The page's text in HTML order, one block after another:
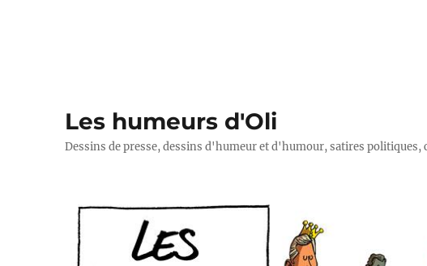
Les humeurs d'Oli
Dessins de presse, dessins d'humeur et d'humour, satires politiques,